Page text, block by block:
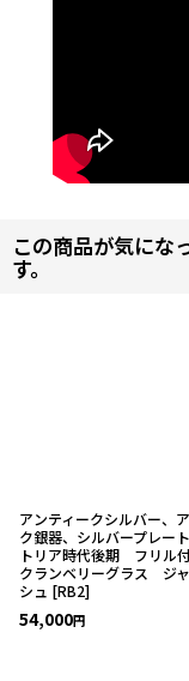
この商品が気にな
す。
アンティークシルバー、
ク銀器、シルバープレー
トリア時代後期 フリル
クランベリーグラス ジ
シュ [RB2]
54,000円